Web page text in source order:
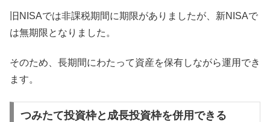
旧NISAでは非課税期間に期限がありましたが、新NISAで
は無期限となりました。
そのため、長期間にわたって資産を保有しながら運用でき
ます。
つみたて投資枠と成長投資枠を併用できる